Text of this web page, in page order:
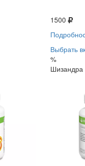
1500
Выбрать
%
Шизандра